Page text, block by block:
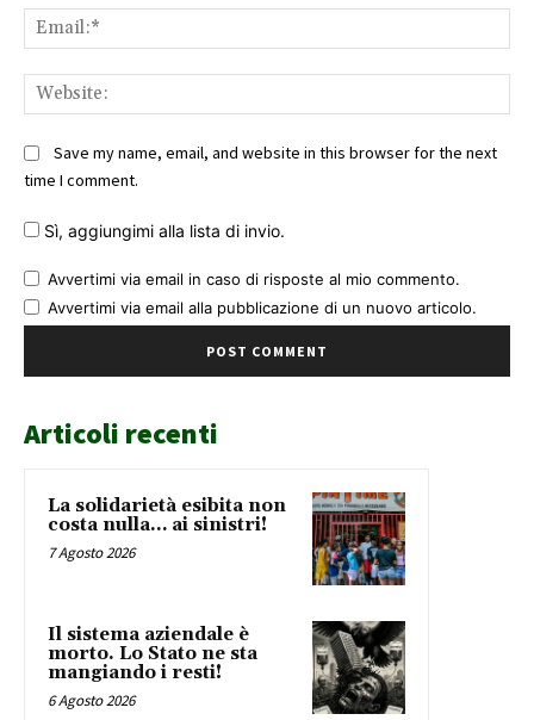
Save my name, email, and website in this browser for the next
time I comment.
Sì, aggiungimi alla lista di invio.
Avvertimi via email in caso di risposte al mio commento.
Avvertimi via email alla pubblicazione di un nuovo articolo.
Articoli recenti
La solidarietà esibita non
costa nulla… ai sinistri!
7 Agosto 2026
Il sistema aziendale è
morto. Lo Stato ne sta
mangiando i resti!
6 Agosto 2026